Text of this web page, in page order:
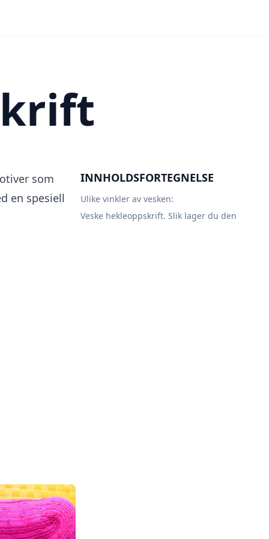
som
en spesiell
INNHOLDSFORTEGNELSE
Ulike vinkler av vesken:
Veske hekleoppskrift. Slik lager du den